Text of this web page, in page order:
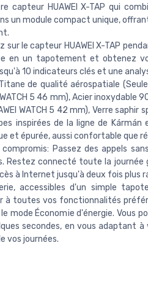
capteur HUAWEI X-TAP qui
un module compact unique,
sur le capteur HUAWEI X-TAP
en un tapotement et obtenez
10 indicateurs clés et une
de qualité aérospatiale
5 46 mm), Acier inoxydable
WATCH 5 42 mm), Verre saphir
inspirées de la ligne de
et épurée, aussi confortable que
Passez des appels
Restez connecté toute la journée
à Internet jusqu'à deux fois plus
accessibles d'un simple
à toutes vos fonctionnalités
mode Économie d'énergie. Vous
secondes, en vous adaptant
vos journées.